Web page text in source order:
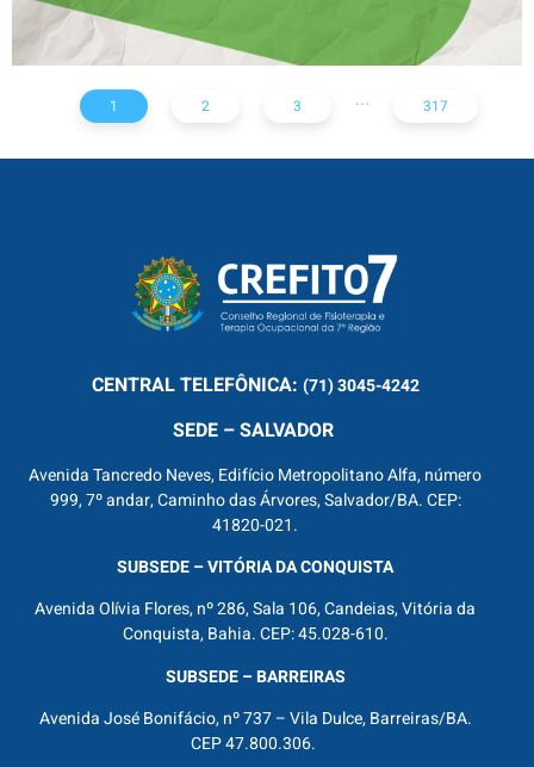
1 2 3 ... 317
CENTRALTELEFÔNICA: (71) 3045-4242
SEDE – SALVADOR
Avenida Tancredo Neves, Edifício Metropolitano Alfa, número
999, 7º andar, Caminho das Árvores, Salvador/BA. CEP:
41820-021.
SUBSEDE – VITÓRIA DA CONQUISTA
Avenida Olívia Flores, nº 286, Sala 106, Candeias, Vitória da
Conquista, Bahia. CEP: 45.028-610.
SUBSEDE – BARREIRAS
Avenida José Bonifácio, nº 737 – Vila Dulce, Barreiras/BA.
CEP 47.800.306.